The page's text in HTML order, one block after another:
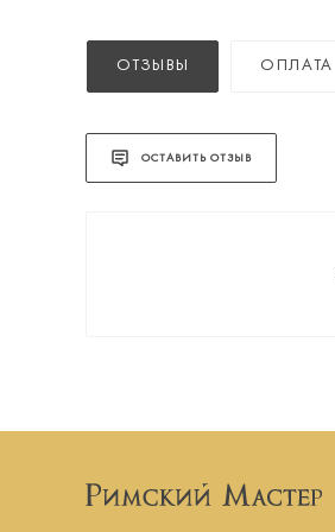
ОТЗЫВЫ ОПЛАТА
ОСТАВИТЬ ОТЗЫВ